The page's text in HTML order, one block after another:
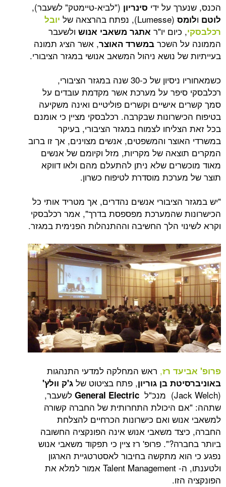
על ידיסינריון("לביא-טיימטק" לשעבר),
(Lumesse), נפתח בהרצאה של יובל
כיום יו"ראתגר משאבי אנושולשעבר
השכרבמשרד האוצר, אשר הציג תמונה
נושא ניהול המשאב אנושי במגזר הציבורי.
כשמאחוריו ניסיון של כ-30 שנה במגזר הציבורי,
על מערכת אשר מקדמת עובדים על
אישיים וקשרים פוליטיים ואינה משקיעה
שבקרבה. רכלבסקי מציין כי אומנם
לצמוח במגזר הציבורי, בעיקר
והמשפטים, אנשים מצוינים, אך זו ברוב
של מקריות, מזל וקיומם של אנשים
שלא ניתן להתעלם מהם ולאו דווקא
מוסדרת לטיפוח כשרון.
אנשים נהדרים, אך מטריד אותי כל
שהמערכת מפספסת בדרך", אמר רכלבסקי
הלך החשיבה וההתנהלות הפנימית במגזר.
רז, ראש המחלקה למדעי התנהגות
בן גוריון, פתח בציטוט של ג'ק וולץ'
General Electricלשעבר,
היכולת התחרותית של החברה קשורה
ואם כישרונות הכרחיים להצלחת
משאבי אנוש אינה הפונקציה החשובה
פרופ' רז ציין כי תפקוד משאבי אנוש
מתקשה בחיבור לאסטרטגיית הארגון
ולטענתו, ה- Talent Management אמור למלא את